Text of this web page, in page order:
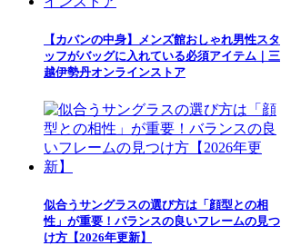
【カバンの中身】メンズ館おしゃれ男性スタ
ッフがバッグに入れている必須アイテム｜三
越伊勢丹オンラインストア
似合うサングラスの選び方は「顔型との相
性」が重要！バランスの良いフレームの見つ
け方【2026年更新】